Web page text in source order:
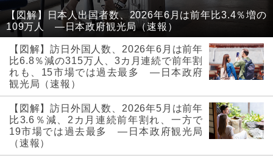
【図解】日本人出国者数、2026年6月は前年比3.4％増の
109万人 ―日本政府観光局（速報）
【図解】訪日外国人数、2026年6月は前年
比6.8％減の315万人、3カ月連続で前年割
れも、15市場では過去最多 ―日本政府
観光局（速報）
【図解】訪日外国人数、2026年5月は前年
比3.6％減、2カ月連続前年割れ、一方で
19市場では過去最多 ―日本政府観光局
（速報）